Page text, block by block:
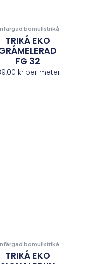
bomullstrikå
TRIKÅ EKO
FG 32
krper meter
bomullstrikå
TRIKÅ EKO